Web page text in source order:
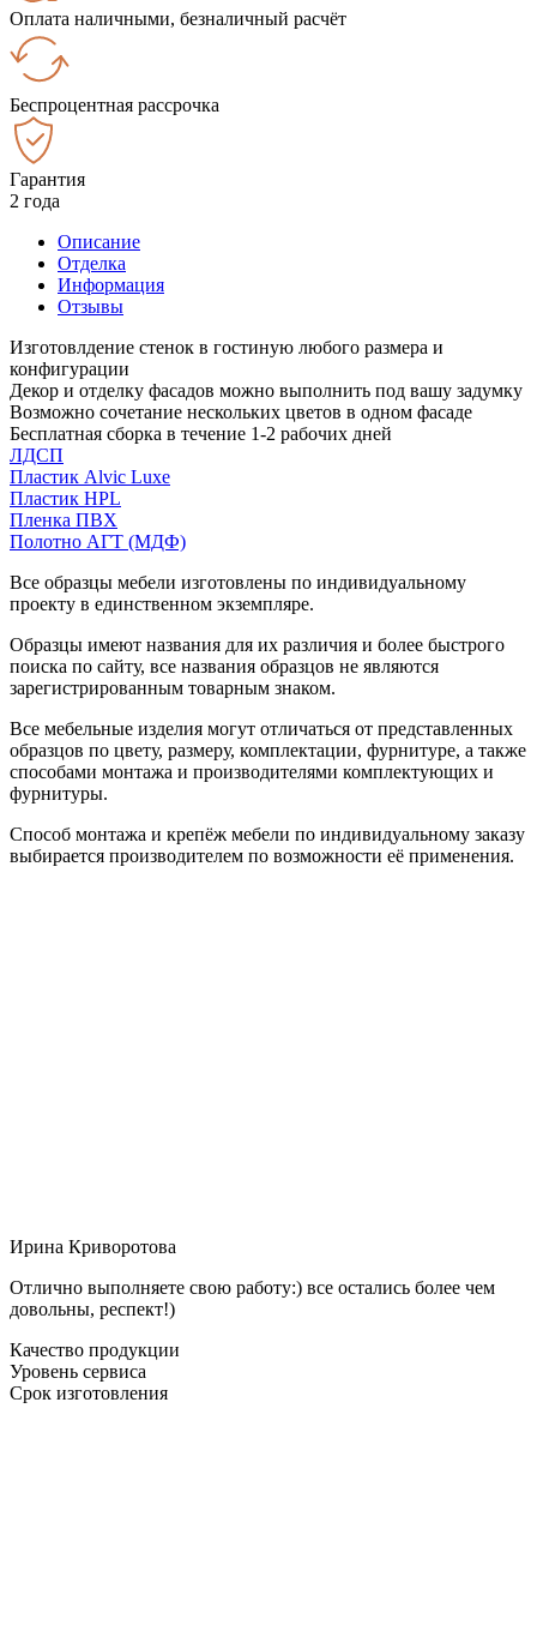
Оплата наличными, безналичный расчёт
Беспроцентная рассрочка
Гарантия
2 года
Описание
Отделка
Информация
Отзывы
Изготовлдение стенок в гостиную любого размера и
конфигурации
Декор и отделку фасадов можно выполнить под вашу задумку
Возможно сочетание нескольких цветов в одном фасаде
Бесплатная сборка в течение 1-2 рабочих дней
ЛДСП
Пластик Alvic Luxe
Пластик HPL
Пленка ПВХ
Полотно АГТ (МДФ)
Все образцы мебели изготовлены по индивидуальному
проекту в единственном экземпляре.
Образцы имеют названия для их различия и более быстрого
поиска по сайту, все названия образцов не являются
зарегистрированным товарным знаком.
Все мебельные изделия могут отличаться от представленных
образцов по цвету, размеру, комплектации, фурнитуре, а также
способами монтажа и производителями комплектующих и
фурнитуры.
Способ монтажа и крепёж мебели по индивидуальному заказу
выбирается производителем по возможности её применения.
Ирина Криворотова
Отлично выполняете свою работу:) все остались более чем
довольны, респект!)
Качество продукции
Уровень сервиса
Срок изготовления